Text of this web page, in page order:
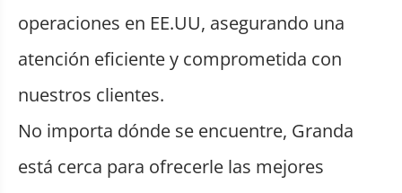
operaciones en EE.UU, asegurando una
atención eficiente y comprometida con
nuestros clientes.
No importa dónde se encuentre, Granda
está cerca para ofrecerle las mejores